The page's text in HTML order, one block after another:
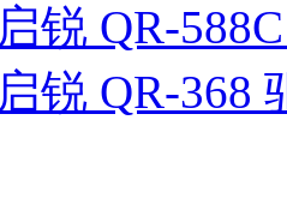
启锐 QR-
启锐 QR-368